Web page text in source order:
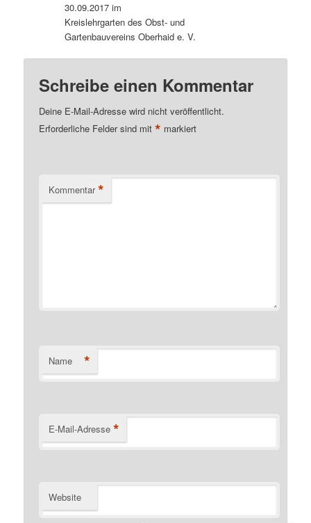
30.09.2017 im
Kreislehrgarten des Obst- und
Gartenbauvereins Oberhaid e. V.
Schreibe einen Kommentar
Deine E-Mail-Adresse wird nicht veröffentlicht.
Erforderliche Felder sind mit* markiert
Kommentar *
Name *
E-Mail-Adresse *
Website